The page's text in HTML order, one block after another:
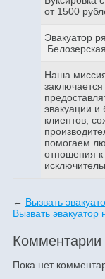
от 1500
Эвакуатор
Наша
эвакуации и
клиентов,
помогаем
отношения
← Вызвать
Вызвать
Комментарии
Пока нет